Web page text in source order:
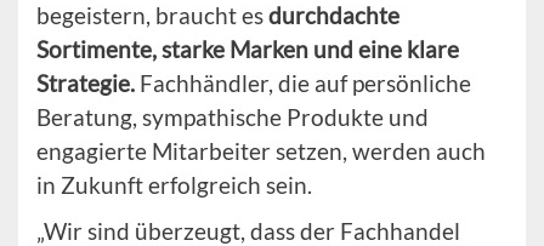
begeistern, braucht esdurchdachte
Sortimente, starke Marken und eine klare
Strategie. Fachhändler, die auf persönliche
Beratung, sympathische Produkte und
engagierte Mitarbeiter setzen, werden auch
in Zukunft erfolgreich sein.
„Wir sind überzeugt, dass der Fachhandel